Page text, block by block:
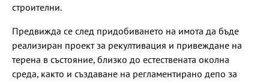
строителни.
Предвижда се след придобиването на имота да бъде
реализиран проект за рекултивация и привеждане на
терена в състояние, близко до естествената околна
среда, както и създаване на регламентирано депо за